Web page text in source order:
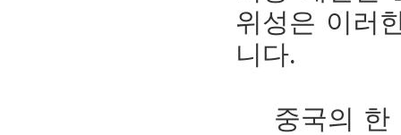
위성은 이러
니다.
중국의 한